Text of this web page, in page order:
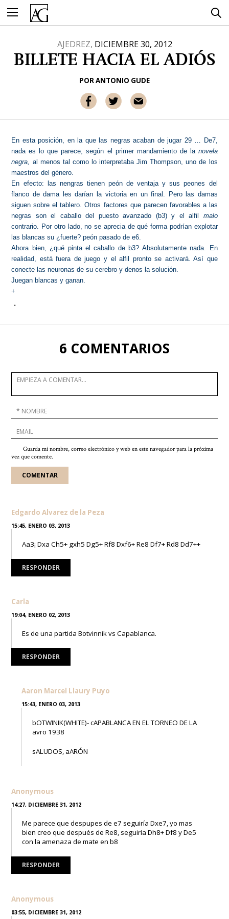
contenido
AJEDREZ, DICIEMBRE 30, 2012
BILLETE HACIA EL ADIÓS
PORANTONIO GUDE
En esta posición, en la que las negras acaban de jugar 29 … De7,
nada es lo que parece, según el primer mandamiento de la novela
negra, al menos tal como lo interpretaba Jim Thompson, uno de los
maestros del género.
En efecto: las nengras tienen peón de ventaja y sus peones del
flanco de dama les darían la victoria en un final . Pero las damas
siguen sobre el tablero. Otros factores que parecen favorables a las
negras sonel caballo del puesto avanzado (b3) y el alfil malo
contrario. Por otro lado, no se aprecia de qué forma podrían explotar
las blancas su ¿fuerte? peón pasado de e6.
Ahora bien, ¿qué pinta el caballo de b3? Absolutamente nada. En
realidad, está fuera de juego y el alfil pronto se activará. Así que
conecte las neuronas de su cerebro y denos la solución.
Juegan blancas y ganan.
+
.
6 COMENTARIOS
Guarda mi nombre, correo electrónico y web en este navegador para la próxima
vez que comente.
Edgardo Alvarez de la Peza
15:45, ENERO 03, 2013
Aa3¡ Dxa Ch5+ gxh5 Dg5+ Rf8 Dxf6+ Re8 Df7+ Rd8 Dd7++
RESPONDER
Carla
19:04, ENERO 02, 2013
Es de una partida Botvinnik vs Capablanca.
RESPONDER
Aaron Marcel Llaury Puyo
15:43, ENERO 03, 2013
bOTWINIK(WHITE)- cAPABLANCA EN EL TORNEO DE LA
avro 1938
sALUDOS, aARÓN
Anonymous
14:27, DICIEMBRE 31, 2012
Me parece que despupes de e7 seguiría Dxe7, yo mas
bien creo que después de Re8, seguiría Dh8+ Df8 y De5
con la amenaza de mate en b8
RESPONDER
Anonymous
03:55, DICIEMBRE 31, 2012